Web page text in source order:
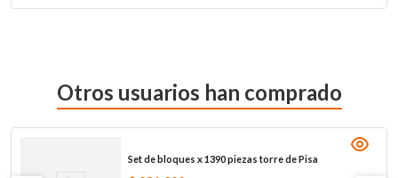
Otros usuarios han comprado
Set de bloques x 1390 piezas torre de Pisa